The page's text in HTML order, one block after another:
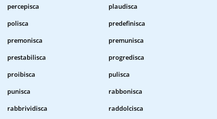
percepisca
plaudisca
polisca
predefinisca
premonisca
premunisca
prestabilisca
progredisca
proibisca
pulisca
punisca
rabbonisca
rabbrividisca
raddolcisca